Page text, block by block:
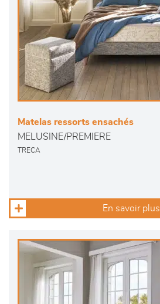
Matelas ressorts ensachés
MELUSINE/PREMIERE
TRECA
En savoir plus